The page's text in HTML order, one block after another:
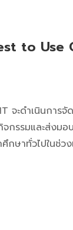
to Use
จะดำเนินการ
กิจกรรมและส่
ศึกษาทั่วไปในช่